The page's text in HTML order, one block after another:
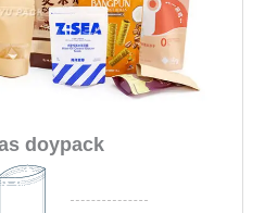
doypack